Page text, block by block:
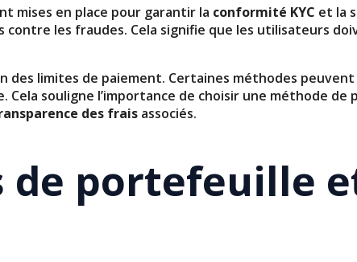
mises en place pour garantir la conformité KYC et la
les fraudes. Cela signifie que les utilisateurs
des limites de paiement. Certaines méthodes
souligne l’importance de choisir une méthode de
des frais associés.
de portefeuille